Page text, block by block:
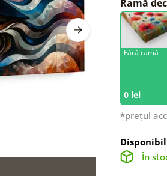
Ramă
Fără ramă
0 lei
*prețul
În